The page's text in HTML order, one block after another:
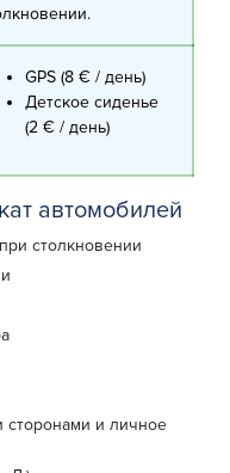
GPS (8 € / день)
Детское сиденье
(2 € / день)
автомобилей
столкновении
сторонами и личное